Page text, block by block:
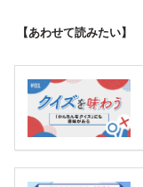
【あわせて読みたい】